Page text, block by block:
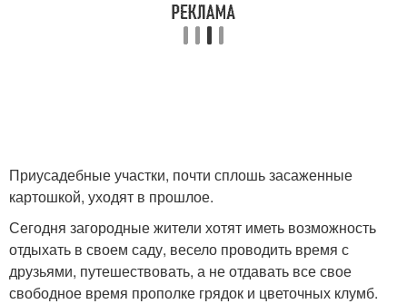
Приусадебные участки, почти сплошь засаженные
картошкой, уходят в прошлое.
Сегодня загородные жители хотят иметь возможность
отдыхать в своем саду, весело проводить время с
друзьями, путешествовать, а не отдавать все свое
свободное время прополке грядок и цветочных клумб.